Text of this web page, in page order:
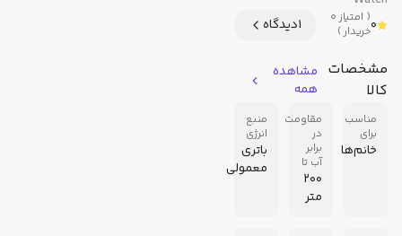
0
( امتیاز 0
خریدار)
1دیدگاه
مشخصات
کالا
مشاهده
همه
مناسب
برای
خانم‌ها
مقاومت
در
برابر
آب تا
200
متر
منبع
انرژی
باتری
معمولی